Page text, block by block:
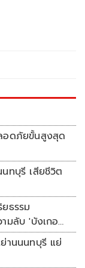
อดภัยขั้นสูงสุด
ทบุรี เสียชีวิต
มลับ 'บังเกอร์
ย่านนนทบุรี แย่